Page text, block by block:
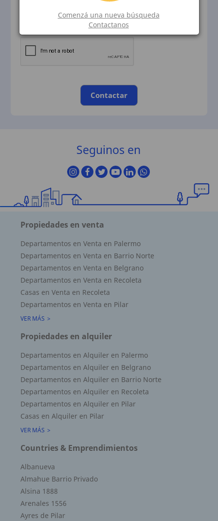
Contactar
Comenzá una nueva búsqueda
Contactanos
Seguinos en
Propiedades en venta
Departamentos en Venta en Palermo
Departamentos en Venta en Barrio Norte
Departamentos en Venta en Belgrano
Departamentos en Venta en Recoleta
Casas en Venta en Recoleta
Departamentos en Venta en Pilar
VER MÁS
Propiedades en alquiler
Departamentos en Alquiler en Palermo
Departamentos en Alquiler en Belgrano
Departamentos en Alquiler en Barrio Norte
Departamentos en Alquiler en Recoleta
Departamentos en Alquiler en Pilar
Casas en Alquiler en Pilar
VER MÁS
Countries & Emprendimientos
Albanueva
Almahue Barrio Privado
Alsina 1888
Arenales 1556
Ayres de Pilar